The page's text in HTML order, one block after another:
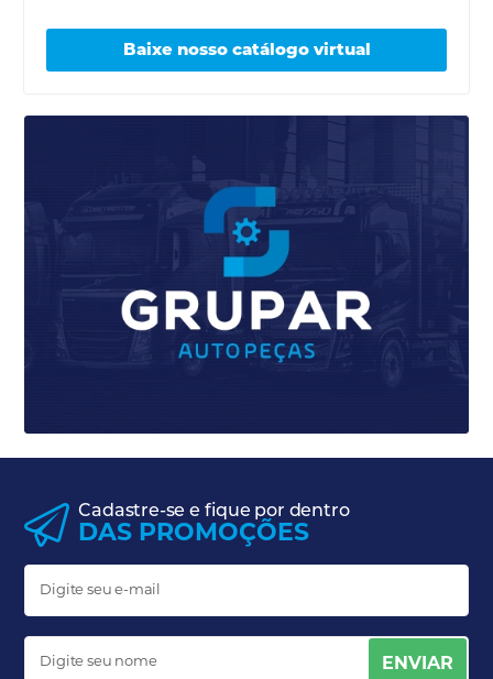
Baixe nosso catálogo virtual
Cadastre-se e fique por dentro
DAS PROMOÇÕES
ENVIAR